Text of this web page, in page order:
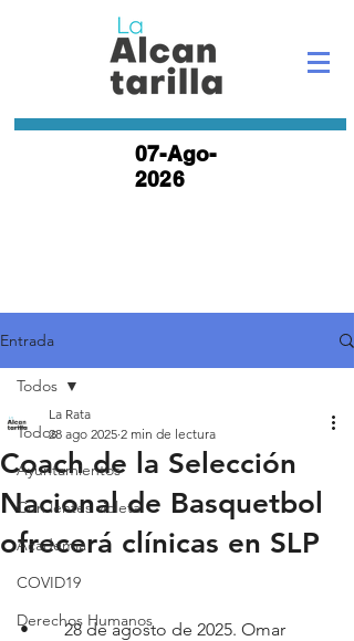
07-Ago-
2026
Entrada
Todos
Ayuntamientos
Con lentes violeta
Academia
COVID19
Derechos Humanos
Todos
Coach de la Selección
Nacional de Basquetbol
ofrecerá clínicas en SLP
La Rata
28 ago 2025 2 min de lectura
•	28 de agosto de 2025. Omar